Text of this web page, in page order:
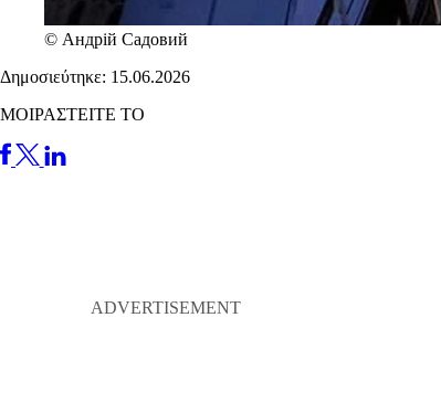
© Андрій Садовий
Δημοσιεύτηκε: 15.06.2026
ΜΟΙΡΑΣΤΕΙΤΕ ΤΟ